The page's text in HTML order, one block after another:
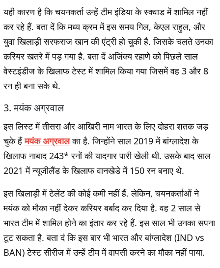
यही कारण है कि चयनकर्ता उन्हें टीम इंडिया के स्क्वाड में शामिल नहीं
कर रहे हैं. बता दें कि मध्य क्रम में इस समय गिल, केएल राहुल, और
युवा खिलाड़ी सरफराज खान की एंट्री हो चुकी है. जिसके चलते उनका
करियर खतरे में पड़ गया है. बता दें अजिंक्य रहाणे को पिछले साल
वेस्टइंडीज के खिलाफ टेस्ट में शामिल किया गया जिसमें वह 3 और 8
रन ही बना सके थे.
3. मयंक अग्रवाल
इस लिस्ट में तीसरा और आखिरी नाम भारत के लिए दोहरा शतक जड़
चुके हैंमयंक अग्रवालका है. जिन्होंने साल 2019 में बांग्लादेश के
खिलाफ नाबाद 243* रनों की यादगार पारी खेली थी. उसके बाद साल
2021 में न्यूजीलैंड के खिलाफ वानखेडे में 150 रन बनाए थे.
इस खिलाड़ी में टेलेंट की कोई कमी नहीं हैं. लेकिन, चयनकर्ताओं ने
मयंक को मौका नहीं देकर करियर बर्बाद कर दिया है. वह 2 साल से
भारत टीम में शामिल होने का इंतार कर रहे हैं. इस साल भी उनका सपना
टूट सकता है. बता दं कि इस बार भी भारत और बांग्लादेश (IND vs
BAN) टेस्ट सीरीज में उन्हें टीम में वापसी करने का मौका नहीं पाया.